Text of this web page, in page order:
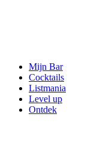
Mijn Bar
Cocktails
Listmania
Level up
Ontdek